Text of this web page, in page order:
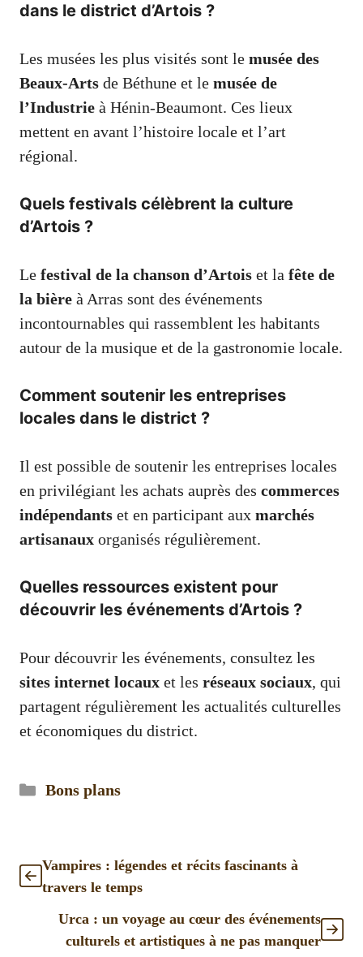
dans le district d’Artois ?
Les musées les plus visités sont le musée des
Beaux-Arts de Béthune et le musée de
l’Industrie à Hénin-Beaumont. Ces lieux
mettent en avant l’histoire locale et l’art
régional.
Quels festivals célèbrent la culture
d’Artois ?
Le festival de la chanson d’Artois et la fête de
la bière à Arras sont des événements
incontournables qui rassemblent les habitants
autour de la musique et de la gastronomie locale.
Comment soutenir les entreprises
locales dans le district ?
Il est possible de soutenir les entreprises locales
en privilégiant les achats auprès des commerces
indépendants et en participant aux marchés
artisanaux organisés régulièrement.
Quelles ressources existent pour
découvrir les événements d’Artois ?
Pour découvrir les événements, consultez les
sites internet locaux et les réseaux sociaux, qui
partagent régulièrement les actualités culturelles
et économiques du district.
Catégories
Bons plans
Vampires : légendes et récits fascinants à
travers le temps
Urca : un voyage au cœur des événements
culturels et artistiques à ne pas manquer